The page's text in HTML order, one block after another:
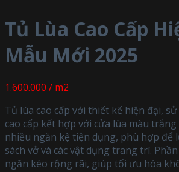
Tủ Lùa Cao Cấp
Mẫu Mới 2025
1.600.000 / m2
Tủ lùa cao cấp với thiết kế hiện đại,
cao cấp kết hợp với cửa lùa màu
nhiều ngăn kệ tiện dụng, phù hợp để
sách vở và các vật dụng trang trí.
ngăn kéo rộng rãi, giúp tối ưu hóa